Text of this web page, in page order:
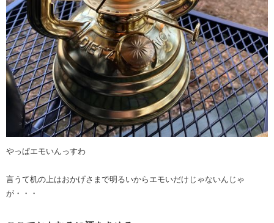
やっぱエモいんっすわ
言うて机の上はおかげさまで明るいからエモいだけじゃないんじゃ
が・・・